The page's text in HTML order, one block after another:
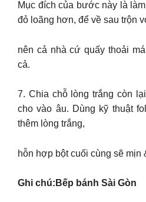
Mục đích của bước này là
đỏ loãng hơn, để về sau trộn
nên cả nhà cứ quấy thoải
cả.
7. Chia chỗ lòng trắng còn
cho vào âu. Dùng kỹ thuật
thêm lòng trắng,
hỗn hợp bột cuối cùng sẽ mịn
Ghi chú:Bếp bánh Sài Gòn